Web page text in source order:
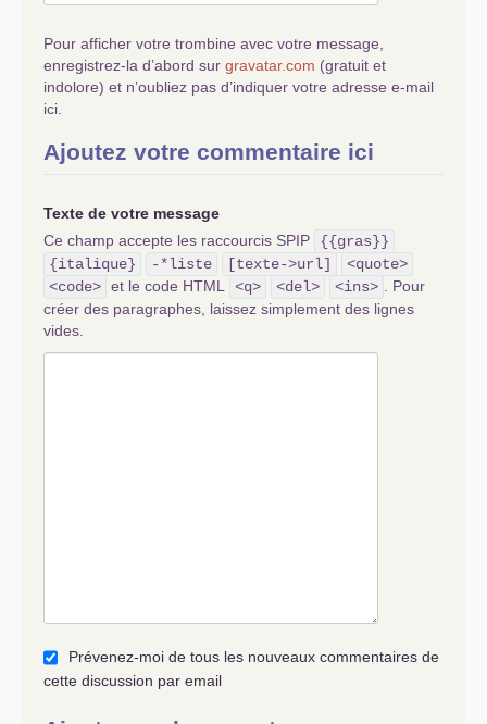
Pour afficher votre trombine avec votre message,
enregistrez-la d’abord sur gravatar.com (gratuit et
indolore) et n’oubliez pas d’indiquer votre adresse e-mail
ici.
Ajoutez votre commentaire ici
Texte de votre message
Ce champ accepte les raccourcis SPIP
{{gras}}
{italique}
-*liste [texte->url]
<quote>
<code> et le code HTML <q> <del> <ins>
. Pour
créer des paragraphes, laissez simplement des lignes
vides.
Prévenez-moi de tous les nouveaux commentaires de
cette discussion par email